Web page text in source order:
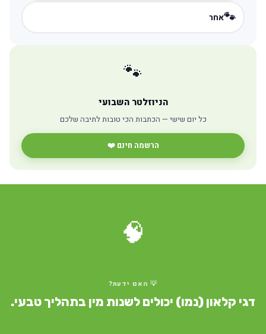
🐾אחר
🐾
הניוזלטר השבועי
כל יום שישי — הכתבות הכי טובות לתיבה שלכם
הרשמה חינם ❤️
🧠
💡 האם ידעת?
דגי קלאון (נמו) יכולים לשנות מין בתהליך טבעי.